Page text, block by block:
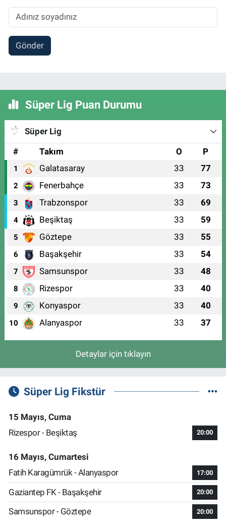
Gönder
Süper Lig Puan Durumu
Süper Lig
#
Takım O P
1 Galatasaray 33 77
2 Fenerbahçe 33 73
3 Trabzonspor 33 69
4 Beşiktaş 33 59
5 Göztepe 33 55
6 Başakşehir 33 54
7 Samsunspor 33 48
8 Rizespor 33 40
9 Konyaspor 33 40
10 Alanyaspor 33 37
Detaylar için tıklayın
Süper Lig Fikstür
15 Mayıs, Cuma
Rizespor - Beşiktaş
20:00
16 Mayıs, Cumartesi
Fatih Karagümrük - Alanyaspor
17:00
Gaziantep FK - Başakşehir 20:00
Samsunspor - Göztepe 20:00